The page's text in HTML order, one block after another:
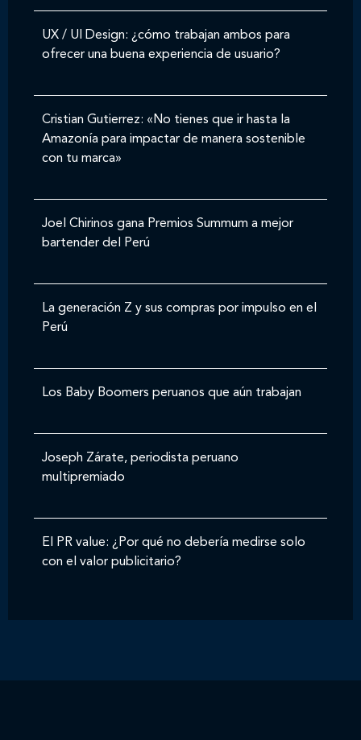
UX / UI Design: ¿cómo trabajan ambos para
ofrecer una buena experiencia de usuario?
Cristian Gutierrez: «No tienes que ir hasta la
Amazonía para impactar de manera sostenible
con tu marca»
Joel Chirinos gana Premios Summum a mejor
bartender del Perú
La generación Z y sus compras por impulso en el
Perú
Los Baby Boomers peruanos que aún trabajan
Joseph Zárate, periodista peruano
multipremiado
El PR value: ¿Por qué no debería medirse solo
con el valor publicitario?